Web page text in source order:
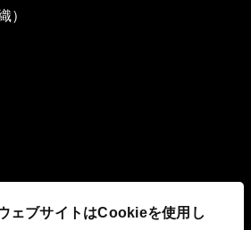
ェブサイトはCookieを使用し
）
取り組み